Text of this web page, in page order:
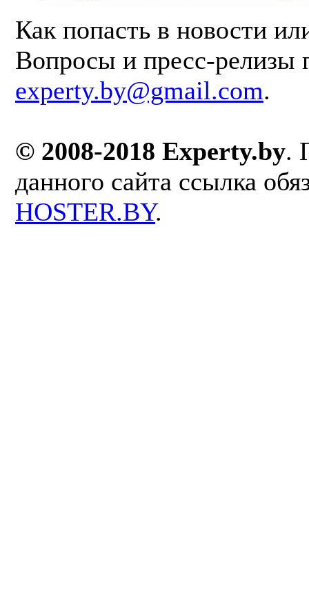
Как попасть в новости
Вопросы и пресс-релизы
experty.by@gmail.com.
© 2008-2018 Experty.by.
данного сайта ссылка
HOSTER.BY.